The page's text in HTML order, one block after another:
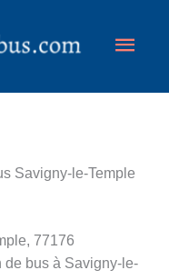
Savigny-le-Temple
77176
de bus à Savigny-le-